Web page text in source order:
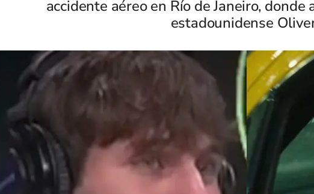
accidente aéreo en Río de Janeiro,
estadounidense